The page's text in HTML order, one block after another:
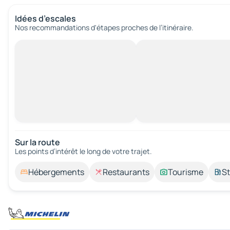
Idées d’escales
Nos recommandations d'étapes proches de l’itinéraire.
Sur la route
Les points d’intérêt le long de votre trajet.
Hébergements Restaurants Tourisme